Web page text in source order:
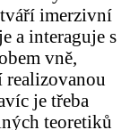
imerzivní
a interaguje s
vně,
realizovanou
je třeba
teoretiků